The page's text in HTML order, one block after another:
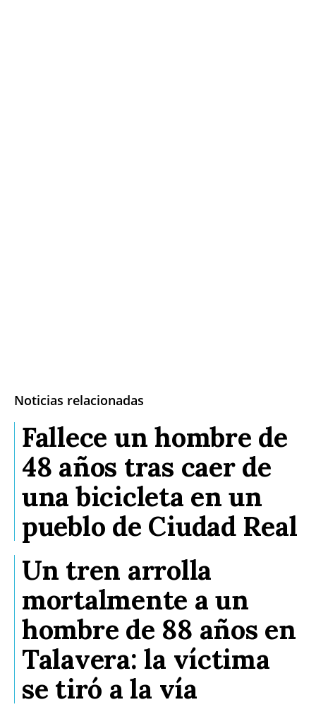
Noticias relacionadas
Fallece un hombre de
48 años tras caer de
una bicicleta en un
pueblo de Ciudad Real
Un tren arrolla
mortalmente a un
hombre de 88 años en
Talavera: la víctima
se tiró a la vía